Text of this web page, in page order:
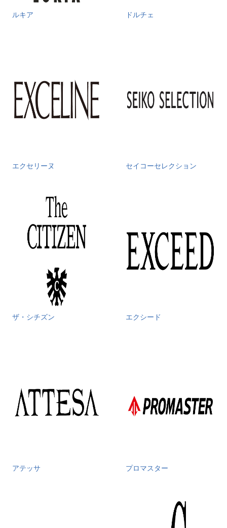
ルキア ドルチェ
エクセリーヌ セイコーセレクション
ザ・シチズン エクシード
アテッサ プロマスター